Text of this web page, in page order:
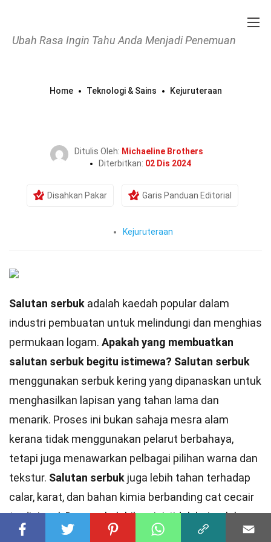
Ubah Rasa Ingin Tahu Anda Menjadi Penemuan
Home Teknologi & Sains Kejuruteraan
Ditulis Oleh: Michaeline Brothers
Diterbitkan: 02 Dis 2024
Disahkan Pakar Garis Panduan Editorial
Kejuruteraan
Salutan serbuk adalah kaedah popular dalam
industri pembuatan untuk melindungi dan menghias
permukaan logam. Apakah yang membuatkan
salutan serbuk begitu istimewa? Salutan serbuk
menggunakan serbuk kering yang dipanaskan untuk
menghasilkan lapisan yang tahan lama dan
menarik. Proses ini bukan sahaja mesra alam
kerana tidak menggunakan pelarut berbahaya,
tetapi juga menawarkan pelbagai pilihan warna dan
tekstur. Salutan serbuk juga lebih tahan terhadap
calar, karat, dan bahan kimia berbanding cat cecair
tradisional. Dengan kelebihan ini, tidak hairanlah
salutan serbuk
semakin mendapat tempat dalam